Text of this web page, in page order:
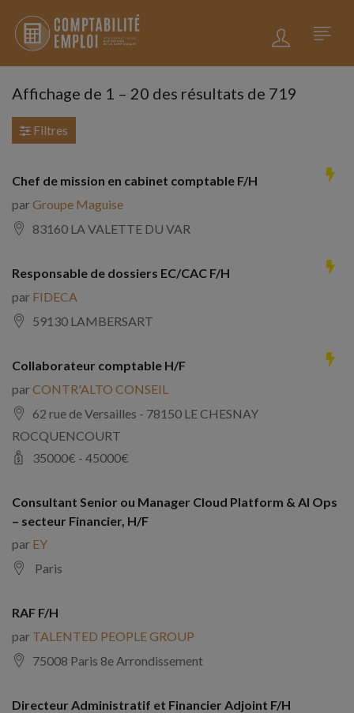
Affichage de 1 – 20 des résultats de 719
Filtres
Chef de mission en cabinet comptable F/H
parGroupe Maguise
83160 LA VALETTE DU VAR
Responsable de dossiers EC/CAC F/H
par FIDECA
59130 LAMBERSART
Collaborateur comptable H/F
parCONTR'ALTO CONSEIL
62 rue de Versailles - 78150 LE CHESNAY
ROCQUENCOURT
35000€ - 45000€
Consultant Senior ou Manager Cloud Platform & AI Ops
– secteur Financier, H/F
par EY
Paris
RAF F/H
par TALENTED PEOPLE GROUP
75008 Paris 8e Arrondissement
Directeur Administratif et Financier Adjoint F/H